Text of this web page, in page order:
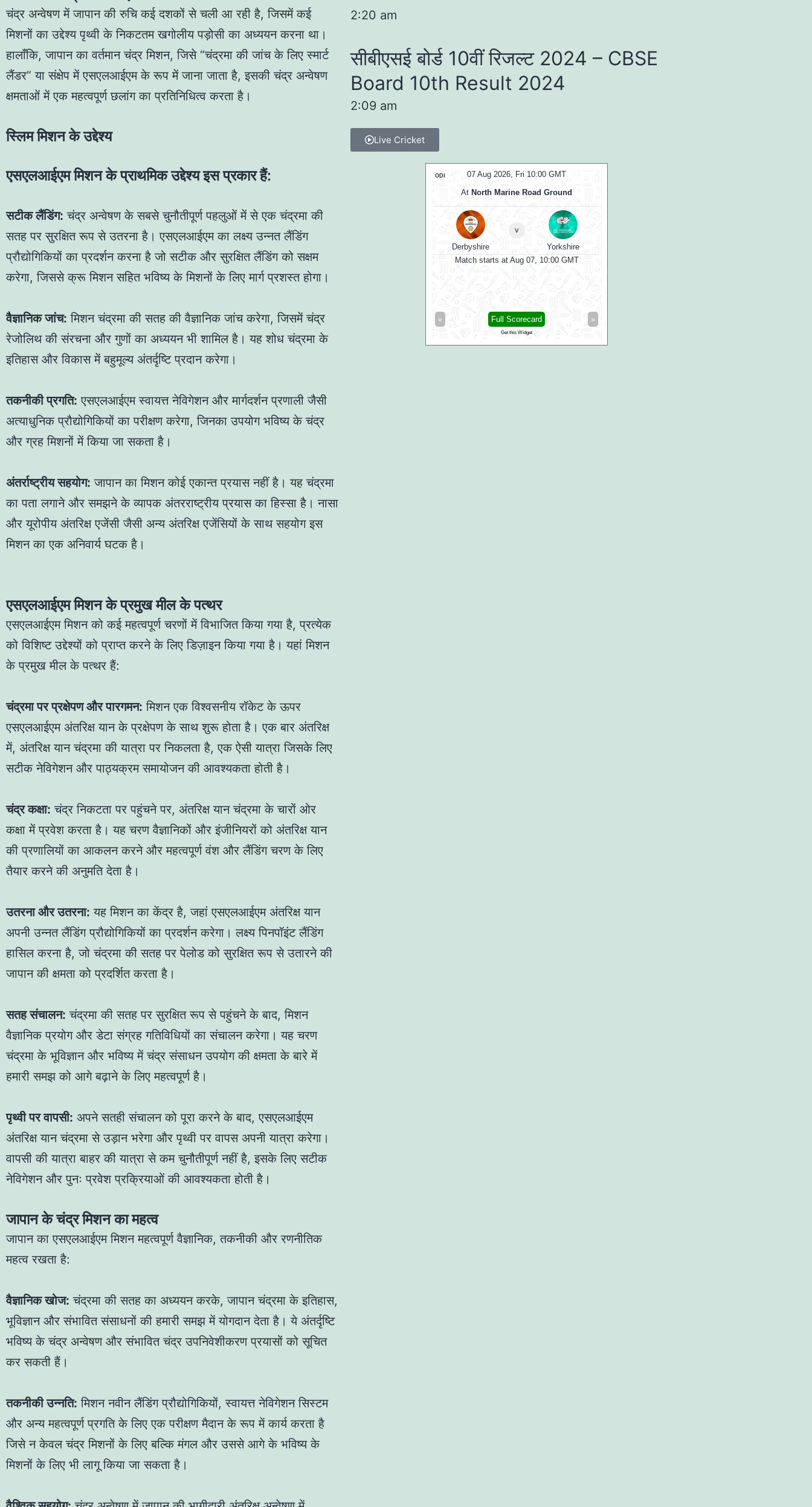
चंद्र अन्वेषण में जापान की रुचि कई दशकों से चली आ रही है, जिसमें कई
मिशनों का उद्देश्य पृथ्वी के निकटतम खगोलीय पड़ोसी का अध्ययन करना था।
हालाँकि, जापान का वर्तमान चंद्र मिशन, जिसे “चंद्रमा की जांच के लिए स्मार्ट
लैंडर” या संक्षेप में एसएलआईएम के रूप में जाना जाता है, इसकी चंद्र अन्वेषण
क्षमताओं में एक महत्वपूर्ण छलांग का प्रतिनिधित्व करता है।
स्लिम मिशन के उद्देश्य
एसएलआईएम मिशन के प्राथमिक उद्देश्य इस प्रकार हैं:
सटीक लैंडिंग: चंद्र अन्वेषण के सबसे चुनौतीपूर्ण पहलुओं में से एक चंद्रमा की
सतह पर सुरक्षित रूप से उतरना है। एसएलआईएम का लक्ष्य उन्नत लैंडिंग
प्रौद्योगिकियों का प्रदर्शन करना है जो सटीक और सुरक्षित लैंडिंग को सक्षम
करेगा, जिससे क्रू मिशन सहित भविष्य के मिशनों के लिए मार्ग प्रशस्त होगा।
वैज्ञानिक जांच: मिशन चंद्रमा की सतह की वैज्ञानिक जांच करेगा, जिसमें चंद्र
रेजोलिथ की संरचना और गुणों का अध्ययन भी शामिल है। यह शोध चंद्रमा के
इतिहास और विकास में बहुमूल्य अंतर्दृष्टि प्रदान करेगा।
तकनीकी प्रगति: एसएलआईएम स्वायत्त नेविगेशन और मार्गदर्शन प्रणाली जैसी
अत्याधुनिक प्रौद्योगिकियों का परीक्षण करेगा, जिनका उपयोग भविष्य के चंद्र
और ग्रह मिशनों में किया जा सकता है।
अंतर्राष्ट्रीय सहयोग: जापान का मिशन कोई एकान्त प्रयास नहीं है। यह चंद्रमा
का पता लगाने और समझने के व्यापक अंतरराष्ट्रीय प्रयास का हिस्सा है। नासा
और यूरोपीय अंतरिक्ष एजेंसी जैसी अन्य अंतरिक्ष एजेंसियों के साथ सहयोग इस
मिशन का एक अनिवार्य घटक है।
एसएलआईएम मिशन के प्रमुख मील के पत्थर
एसएलआईएम मिशन को कई महत्वपूर्ण चरणों में विभाजित किया गया है, प्रत्येक
को विशिष्ट उद्देश्यों को प्राप्त करने के लिए डिज़ाइन किया गया है। यहां मिशन
के प्रमुख मील के पत्थर हैं:
चंद्रमा पर प्रक्षेपण और पारगमन: मिशन एक विश्वसनीय रॉकेट के ऊपर
एसएलआईएम अंतरिक्ष यान के प्रक्षेपण के साथ शुरू होता है। एक बार अंतरिक्ष
में, अंतरिक्ष यान चंद्रमा की यात्रा पर निकलता है, एक ऐसी यात्रा जिसके लिए
सटीक नेविगेशन और पाठ्यक्रम समायोजन की आवश्यकता होती है।
चंद्र कक्षा: चंद्र निकटता पर पहुंचने पर, अंतरिक्ष यान चंद्रमा के चारों ओर
कक्षा में प्रवेश करता है। यह चरण वैज्ञानिकों और इंजीनियरों को अंतरिक्ष यान
की प्रणालियों का आकलन करने और महत्वपूर्ण वंश और लैंडिंग चरण के लिए
तैयार करने की अनुमति देता है।
उतरना और उतरना: यह मिशन का केंद्र है, जहां एसएलआईएम अंतरिक्ष यान
अपनी उन्नत लैंडिंग प्रौद्योगिकियों का प्रदर्शन करेगा। लक्ष्य पिनपॉइंट लैंडिंग
हासिल करना है, जो चंद्रमा की सतह पर पेलोड को सुरक्षित रूप से उतारने की
जापान की क्षमता को प्रदर्शित करता है।
सतह संचालन: चंद्रमा की सतह पर सुरक्षित रूप से पहुंचने के बाद, मिशन
वैज्ञानिक प्रयोग और डेटा संग्रह गतिविधियों का संचालन करेगा। यह चरण
चंद्रमा के भूविज्ञान और भविष्य में चंद्र संसाधन उपयोग की क्षमता के बारे में
हमारी समझ को आगे बढ़ाने के लिए महत्वपूर्ण है।
पृथ्वी पर वापसी: अपने सतही संचालन को पूरा करने के बाद, एसएलआईएम
अंतरिक्ष यान चंद्रमा से उड़ान भरेगा और पृथ्वी पर वापस अपनी यात्रा करेगा।
वापसी की यात्रा बाहर की यात्रा से कम चुनौतीपूर्ण नहीं है, इसके लिए सटीक
नेविगेशन और पुनः प्रवेश प्रक्रियाओं की आवश्यकता होती है।
जापान के चंद्र मिशन का महत्व
जापान का एसएलआईएम मिशन महत्वपूर्ण वैज्ञानिक, तकनीकी और रणनीतिक
महत्व रखता है:
वैज्ञानिक खोज: चंद्रमा की सतह का अध्ययन करके, जापान चंद्रमा के इतिहास,
भूविज्ञान और संभावित संसाधनों की हमारी समझ में योगदान देता है। ये अंतर्दृष्टि
भविष्य के चंद्र अन्वेषण और संभावित चंद्र उपनिवेशीकरण प्रयासों को सूचित
कर सकती हैं।
तकनीकी उन्नति: मिशन नवीन लैंडिंग प्रौद्योगिकियों, स्वायत्त नेविगेशन सिस्टम
और अन्य महत्वपूर्ण प्रगति के लिए एक परीक्षण मैदान के रूप में कार्य करता है
जिसे न केवल चंद्र मिशनों के लिए बल्कि मंगल और उससे आगे के भविष्य के
मिशनों के लिए भी लागू किया जा सकता है।
2:20 am
सीबीएसई बोर्ड 10वीं रिजल्ट 2024 – CBSE
Board 10th Result 2024
2:09 am
Live Cricket
ODI
Match starts at Aug 07, 10:00 GMT
« Full Scorecard
Get this Widget
07 Aug 2026, Fri 10:00 GMT
ODI
AtSophia Gardens
Essex
v
Glamorgan
Match starts at Aug 07, 10:00 GMT
« »
Full Scorecard
Get this Widget